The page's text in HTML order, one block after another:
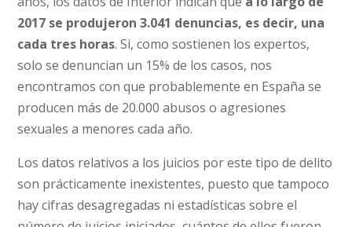
2017 se produjeron 3.041 denuncias, es decir, una
cada tres horas. Si, como sostienen los expertos,
solo se denuncian un 15% de los casos, nos
encontramos con que probablemente en España se
producen más de 20.000 abusos o agresiones
sexuales a menores cada año.
Los datos relativos a los juicios por este tipo de delito
son prácticamente inexistentes, puesto que tampoco
hay cifras desagregadas ni estadísticas sobre el